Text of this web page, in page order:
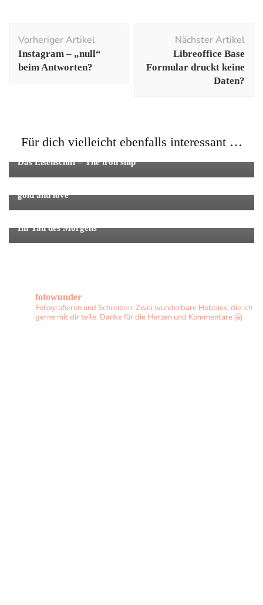
Vorheriger Artikel
Instagram – „null“
beim Antworten?
Nächster Artikel
Libreoffice Base
Formular druckt keine
Daten?
Für dich vielleicht ebenfalls interessant …
Gedichte & Gedanken
Das Eisenschiff – The iron ship
gold and love
Im Tau des Morgens
fotowunder
Fotografieren und Schreiben. Zwei wunderbare Hobbies, die ich
gerne mit dir teile. Danke für die Herzen und Kommentare 🤗